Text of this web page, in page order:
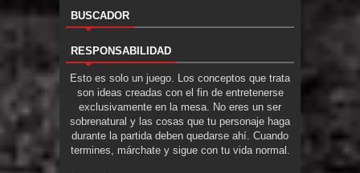
BUSCADOR
RESPONSABILIDAD
Esto es solo un juego. Los conceptos que trata
son ideas creadas con el fin de entretenerse
exclusivamente en la mesa. No eres un ser
sobrenatural y las cosas que tu personaje haga
durante la partida deben quedarse ahí. Cuando
termines, márchate y sigue con tu vida normal.